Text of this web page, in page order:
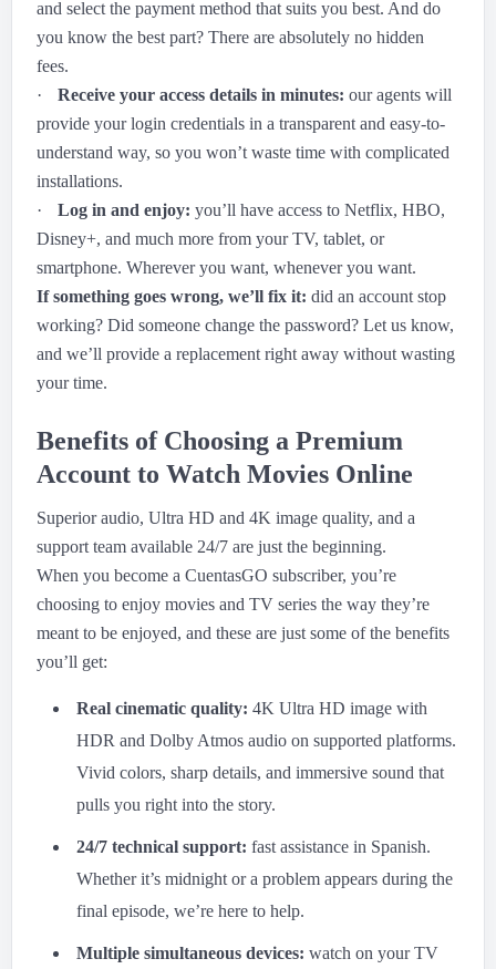
and select the payment method that suits you best. And do
you know the best part? There are absolutely no hidden
fees.
·
Receive your access details in minutes: our agents will
provide your login credentials in a transparent and easy-to-
understand way, so you won’t waste time with complicated
installations.
·
Log in and enjoy: you’ll have access to Netflix, HBO,
Disney+, and much more from your TV, tablet, or
smartphone. Wherever you want, whenever you want.
If something goes wrong, we’ll fix it: did an account stop
working? Did someone change the password? Let us know,
and we’ll provide a replacement right away without wasting
your time.
Benefits of Choosing a Premium
Account to Watch Movies Online
Superior audio, Ultra HD and 4K image quality, and a
support team available 24/7 are just the beginning.
When you become a CuentasGO subscriber, you’re
choosing to enjoy movies and TV series the way they’re
meant to be enjoyed, and these are just some of the benefits
you’ll get:
Real cinematic quality: 4K Ultra HD image with
HDR and Dolby Atmos audio on supported platforms.
Vivid colors, sharp details, and immersive sound that
pulls you right into the story.
24/7 technical support: fast assistance in Spanish.
Whether it’s midnight or a problem appears during the
final episode, we’re here to help.
Multiple simultaneous devices: watch on your TV